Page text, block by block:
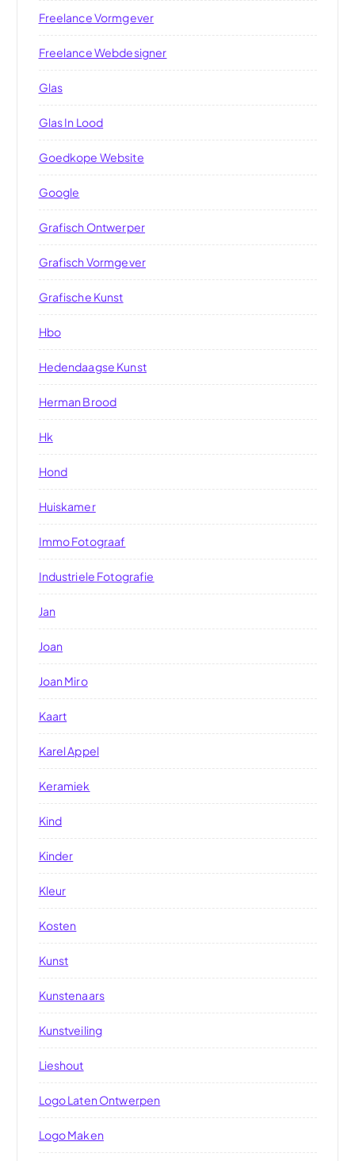
Freelance Vormgever
Freelance Webdesigner
Glas
Glas In Lood
Goedkope Website
Google
Grafisch Ontwerper
Grafisch Vormgever
Grafische Kunst
Hbo
Hedendaagse Kunst
Herman Brood
Hk
Hond
Huiskamer
Immo Fotograaf
Industriele Fotografie
Jan
Joan
Joan Miro
Kaart
Karel Appel
Keramiek
Kind
Kinder
Kleur
Kosten
Kunst
Kunstenaars
Kunstveiling
Lieshout
Logo Laten Ontwerpen
Logo Maken